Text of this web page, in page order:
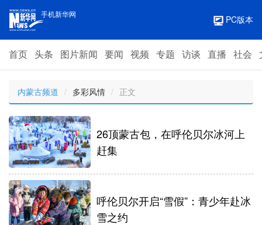
手机新华网 PC版本
首页 头条 图片新闻 要闻 视频 专题 访谈 直播 社会
内蒙古频道 / 多彩风情 / 正文
26顶蒙古包，在呼伦贝尔冰河上
赶集
呼伦贝尔开启“雪假”：青少年赴冰
雪之约